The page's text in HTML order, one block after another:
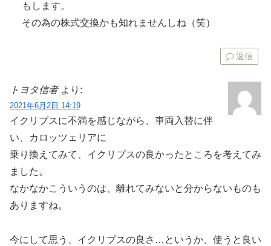
もします。
その為の株式交換かも知れませんしね（笑）
返信
トヨタ信者 より:
2021年6月2日 14:19
イクリプスに不満を感じながら、車両入替に伴
い、カロッツェリアに
乗り換えてみて、イクリプスの良かったところを考えてみ
ました。
なかなかこういうのは、離れてみないと分からないものも
ありますね。
今にして思う、イクリプスの良さ…というか、使うと良い